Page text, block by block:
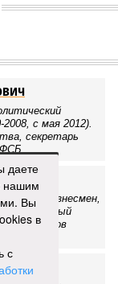
пора давать
давать
адекватный ответ
Vision)
даете
нашим
Вы
в
с